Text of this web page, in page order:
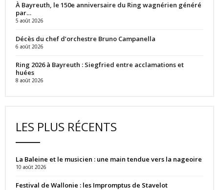
À Bayreuth, le 150e anniversaire du Ring wagnérien généré
par…
5 août 2026
Décès du chef d’orchestre Bruno Campanella
6 août 2026
Ring 2026 à Bayreuth : Siegfried entre acclamations et
huées
8 août 2026
LES PLUS RÉCENTS
La Baleine et le musicien : une main tendue vers la nageoire
10 août 2026
Festival de Wallonie : les Impromptus de Stavelot